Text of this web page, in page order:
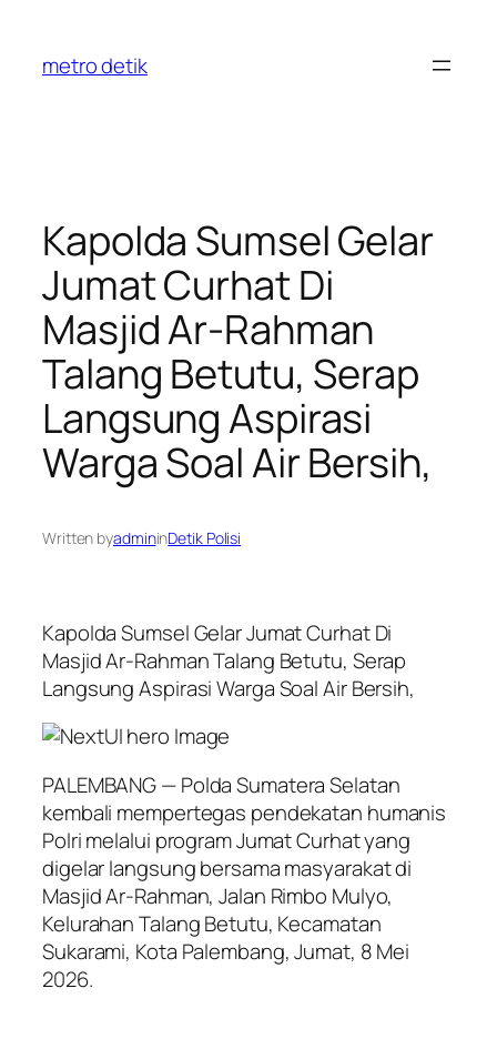
content
metro detik
Kapolda Sumsel Gelar
Jumat Curhat Di
Masjid Ar-Rahman
Talang Betutu, Serap
Langsung Aspirasi
Warga Soal Air Bersih,
Written byadmininDetik Polisi
Kapolda Sumsel Gelar Jumat Curhat Di
Masjid Ar-Rahman Talang Betutu, Serap
Langsung Aspirasi Warga Soal Air Bersih,
PALEMBANG — Polda Sumatera Selatan
kembali mempertegas pendekatan humanis
Polri melalui program Jumat Curhat yang
digelar langsung bersama masyarakat di
Masjid Ar-Rahman, Jalan Rimbo Mulyo,
Kelurahan Talang Betutu, Kecamatan
Sukarami, Kota Palembang, Jumat, 8 Mei
2026.